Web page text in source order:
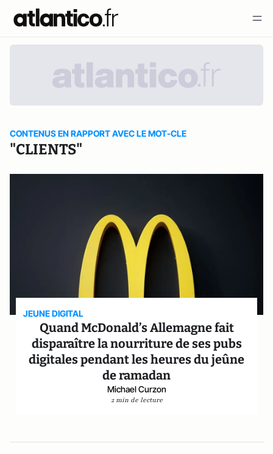
CONTENUS EN RAPPORT AVEC LE MOT-CLE
"CLIENTS"
JEUNE DIGITAL
Quand McDonald’s Allemagne fait
disparaître la nourriture de ses pubs
digitales pendant les heures du jeûne
de ramadan
Michael Curzon
2 min de lecture